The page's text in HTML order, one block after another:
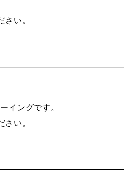
さい。
イングです。
さい。